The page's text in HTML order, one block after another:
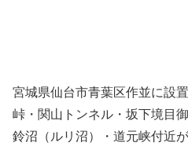
宮城県仙台市青葉区作並に設
峠・関山トンネル・坂下境目
鈴沼（ルリ沼）・道元峡付近